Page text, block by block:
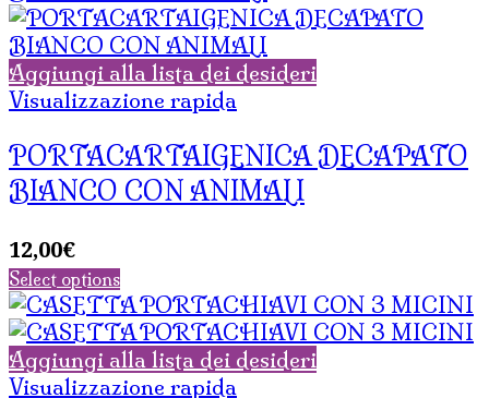
Aggiungi alla lista dei desideri
Visualizzazione rapida
PORTACARTAIGENICA DECAPATO
BIANCO CON ANIMALI
12,00€
Select options
Aggiungi alla lista dei desideri
Visualizzazione rapida